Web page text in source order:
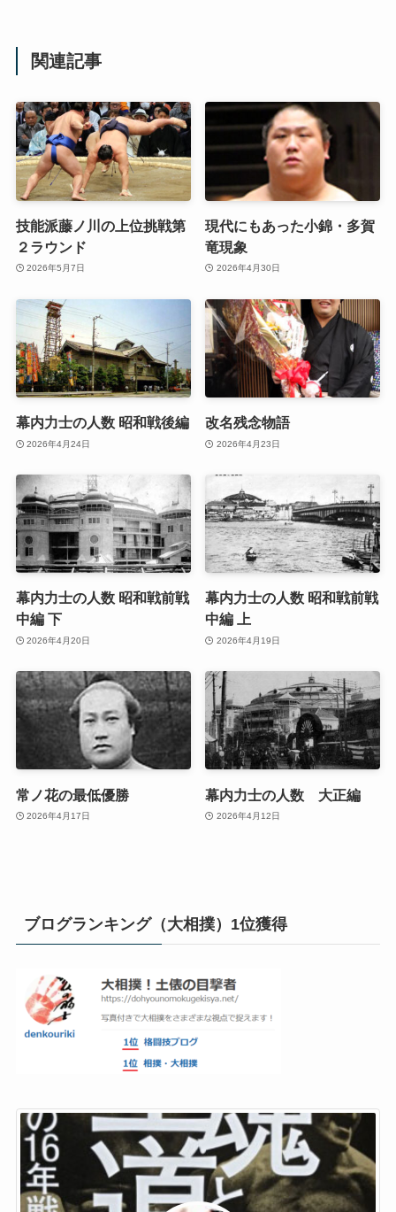
関連記事
技能派藤ノ川の上位挑戦第
２ラウンド
2026年5月7日
現代にもあった小錦・多賀
竜現象
2026年4月30日
幕内力士の人数 昭和戦後編
2026年4月24日
改名残念物語
2026年4月23日
幕内力士の人数 昭和戦前戦
中編 下
2026年4月20日
幕内力士の人数 昭和戦前戦
中編 上
2026年4月19日
常ノ花の最低優勝
2026年4月17日
幕内力士の人数 大正編
2026年4月12日
ブログランキング（大相撲）1位獲得